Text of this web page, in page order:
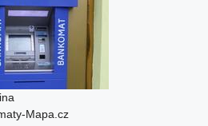
Mapa.cz